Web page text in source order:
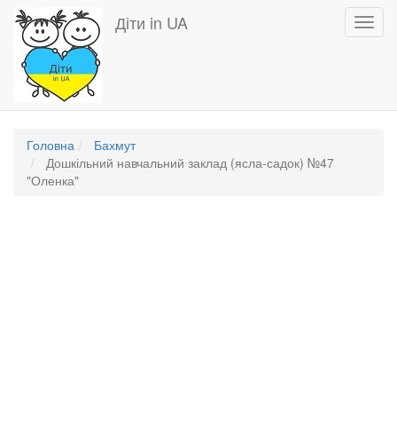
Перейти
основного
вмісту
Діти in UA
Головна
Бахмут
Дошкільний навчальний заклад (ясла-садок) №47
"Оленка"